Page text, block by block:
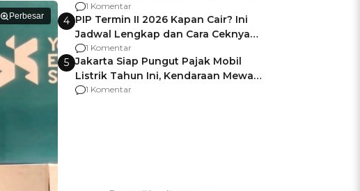
Perbesar
Usai Jadi Brigjen
1 Komentar
4 PIP Termin II 2026 Kapan Cair? Ini
Jadwal Lengkap dan Cara Ceknya
agar Dana Tidak Hangus!
1 Komentar
5 Jakarta Siap Pungut Pajak Mobil
Listrik Tahun Ini, Kendaraan Mewah
Kena hingga 75% PKB
1 Komentar